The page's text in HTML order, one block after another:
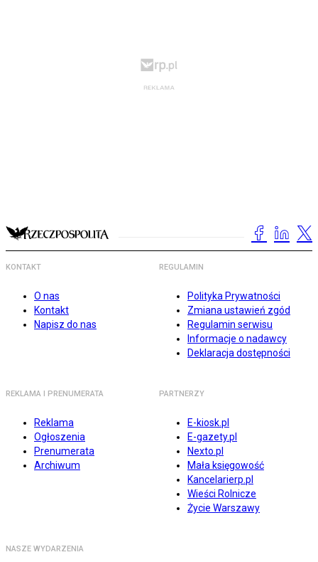
KONTAKT
O nas
Kontakt
Napisz do nas
REGULAMIN
Polityka Prywatności
Zmiana ustawień zgód
Regulamin serwisu
Informacje o nadawcy
Deklaracja dostępności
REKLAMA I PRENUMERATA
Reklama
Ogłoszenia
Prenumerata
Archiwum
PARTNERZY
E-kiosk.pl
E-gazety.pl
Nexto.pl
Mała księgowość
Kancelarierp.pl
Wieści Rolnicze
Życie Warszawy
NASZE WYDARZENIA